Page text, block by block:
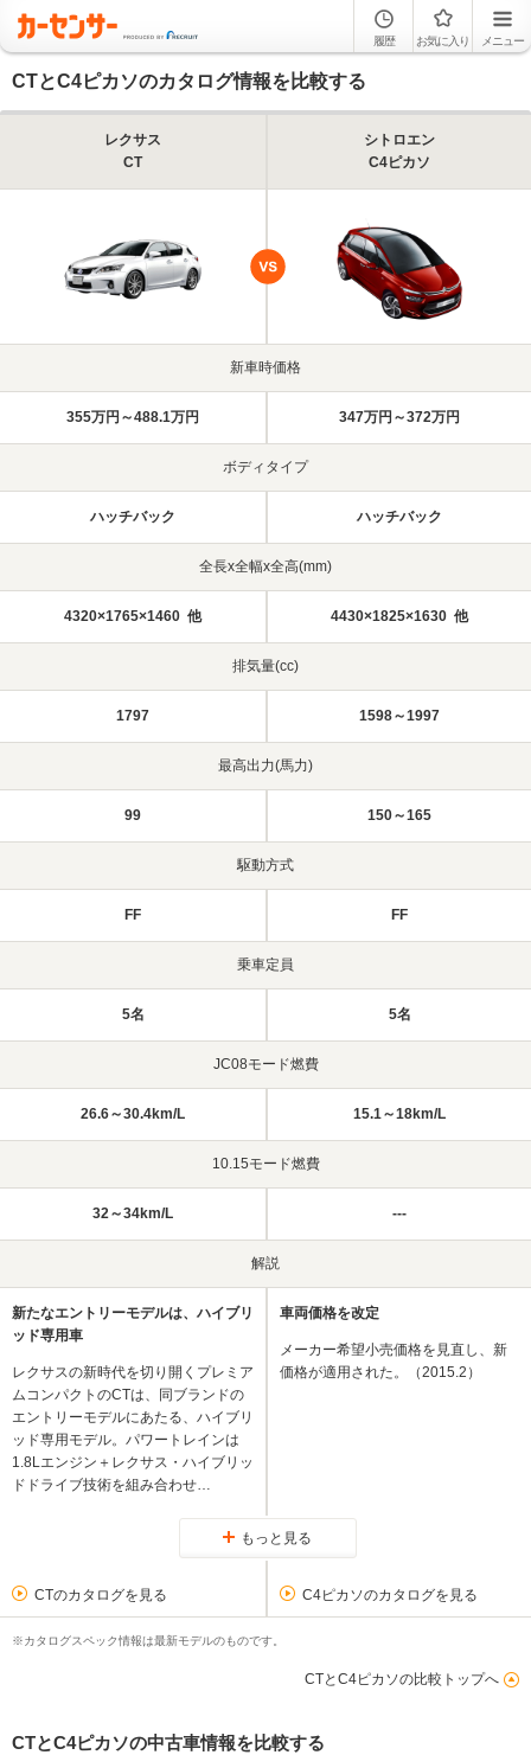
履歴 お気に入り メニュー
CTとC4ピカソのカタログ情報を比較する
レクサス
CT
シトロエン
C4ピカソ
新車時価格
355万円～488.1万円 347万円～372万円
ボディタイプ
ハッチバック ハッチバック
全長x全幅x全高(mm)
4320×1765×1460 他 4430×1825×1630 他
排気量(cc)
1797 1598～1997
最高出力(馬力)
99 150～165
駆動方式
FF FF
乗車定員
5名 5名
JC08モード燃費
26.6～30.4km/L 15.1～18km/L
10.15モード燃費
32～34km/L ---
解説
新たなエントリーモデルは、ハイブリ
ッド専用車
レクサスの新時代を切り開くプレミア
ムコンパクトのCTは、同ブランドの
エントリーモデルにあたる、ハイブリ
ッド専用モデル。パワートレインは
1.8Lエンジン＋レクサス・ハイブリッ
ドドライブ技術を組み合わせ…
車両価格を改定
メーカー希望小売価格を見直し、新
価格が適用された。（2015.2）
もっと見る
CTのカタログを見る C4ピカソのカタログを見る
※カタログスペック情報は最新モデルのものです。
CTとC4ピカソの比較トップへ
CTとC4ピカソの中古車情報を比較する